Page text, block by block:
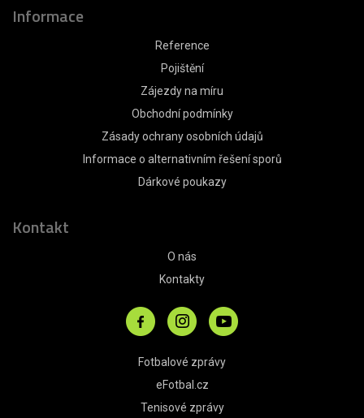
Informace
Reference
Pojištění
Zájezdy na míru
Obchodní podmínky
Zásady ochrany osobních údajů
Informace o alternativním řešení sporů
Dárkové poukazy
Kontakt
O nás
Kontakty
Fotbalové zprávy
eFotbal.cz
Tenisové zprávy